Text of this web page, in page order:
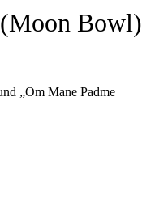
Bowl)
„Om Mane Padme